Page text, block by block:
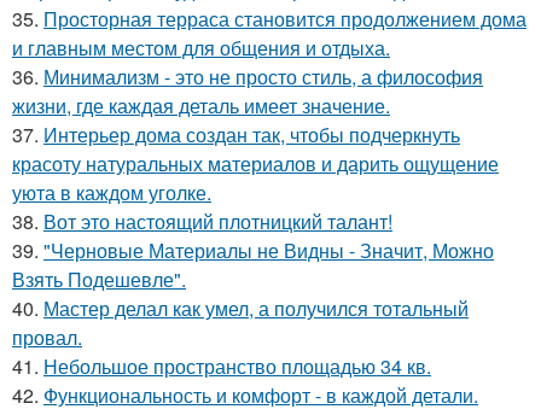
35. Просторная терраса становится продолжением дома
и главным местом для общения и отдыха.
36. Минимализм - это не просто стиль, а философия
жизни, где каждая деталь имеет значение.
37. Интерьер дома создан так, чтобы подчеркнуть
красоту натуральных материалов и дарить ощущение
уюта в каждом уголке.
38. Вот это настоящий плотницкий талант!
39. "Черновые Материалы не Видны - Значит, Можно
Взять Подешевле".
40. Мастер делал как умел, а получился тотальный
провал.
41. Небольшое пространство площадью 34 кв.
42. Функциональность и комфорт - в каждой детали.